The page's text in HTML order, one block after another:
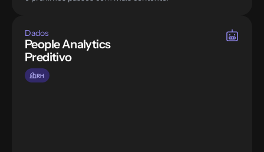
Dados
People Analytics
Preditivo
RH